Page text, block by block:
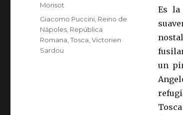
Es la
un
Morisot
Etiquetas
Giacomo Puccini Reino de
Nápoles República
Romana ,Tosca ,Victorien
Sardou